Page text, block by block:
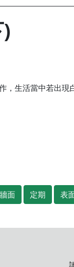
，生活當中若出
牆面 定期 表